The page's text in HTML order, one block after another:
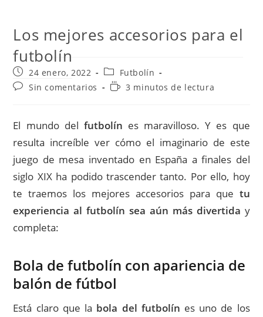
Los mejores accesorios para el
futbolín
Publicación
de
la
24 enero, 2022
Categoría
de
la
Futbolín
Comentarios
entrada:
Sin comentarios
Tiempo3 minutos de lectura
El mundo del futbolín es maravilloso. Y es que
resulta increíble ver cómo el imaginario de este
juego de mesa inventado en España a finales del
siglo XIX ha podido trascender tanto. Por ello, hoy
te traemos los mejores accesorios para que tu
experiencia al futbolín sea aún más divertida y
completa:
Bola de futbolín con apariencia de
balón de fútbol
Está claro que la bola del futbolín es uno de los